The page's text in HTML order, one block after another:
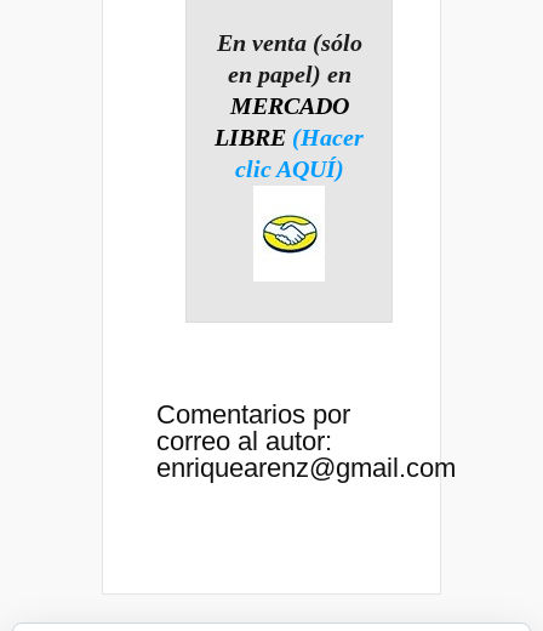
En venta (sólo
en papel) en
MERCADO
LIBRE (Hacer
clic AQUÍ)
Comentarios por
correo al autor:
enriquearenz@gmail.com